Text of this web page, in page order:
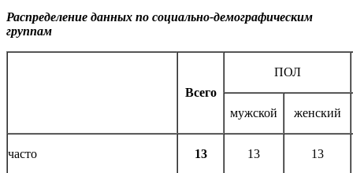
Распределение данных по социально-демографическим
группам
Всего
ПОЛ
мужской женский
часто 13 13 13